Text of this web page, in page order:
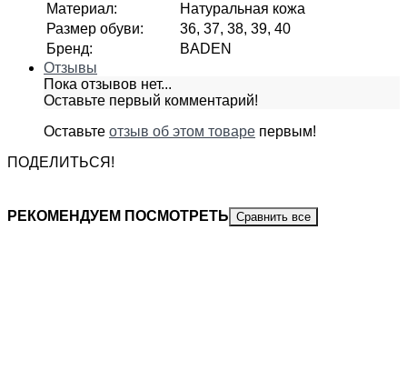
Материал:
Натуральная кожа
Размер обуви:
36, 37, 38, 39, 40
Бренд:
BADEN
Отзывы
Пока отзывов нет...
Оставьте первый комментарий!
Оставьте отзыв об этом товаре первым!
ПОДЕЛИТЬСЯ!
РЕКОМЕНДУЕМ ПОСМОТРЕТЬ Сравнить все